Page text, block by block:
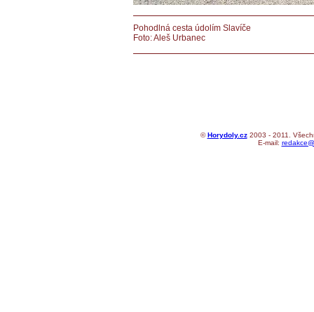
Pohodlná cesta údolím Slavíče
Foto: Aleš Urbanec
©Horydoly.cz2003 - 2011.
E-mail: